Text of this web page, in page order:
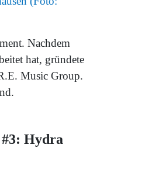
Nachdem
hat, gründete
Music Group.
Hydra